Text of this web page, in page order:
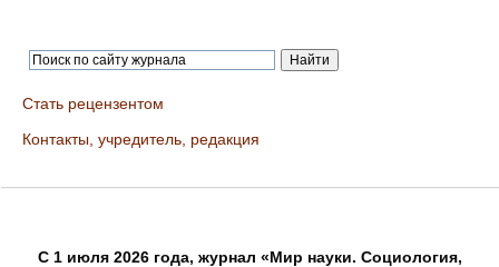
Стать рецензентом
Контакты, учредитель, редакция
C 1 июля 2026 года, журнал «Мир науки. Социология,